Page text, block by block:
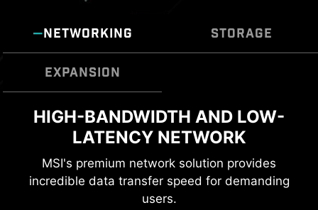
NETWORKING STORAGE
EXPANSION
HIGH-BANDWIDTH AND LOW-
LATENCY NETWORK
MSI's premium network solution provides
incredible data transfer speed for demanding
users.
FAST AND FUTURE-READY
STORAGE
MSI Z890 GAMING WIFI series motherboards
support all the latest storage standards, which
allows users to connect any ultra-fast storage
LIGHTNING GEN 5 PCI-E WITH
STEEL ARMOR
LIGHTNING GEN 5 PCI-E